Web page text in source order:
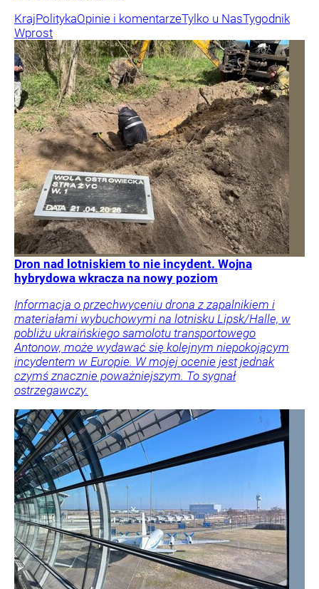
KrajPolitykaOpinie i komentarzeTylko u NasTygodnik
Wprost
Dron nad lotniskiem to nie incydent. Wojna
hybrydowa wkracza na nowy poziom
Informacja o przechwyceniu drona z zapalnikiem i
materiałami wybuchowymi na lotnisku Lipsk/Halle, w
pobliżu ukraińskiego samolotu transportowego
Antonow, może wydawać się kolejnym niepokojącym
incydentem w Europie. W mojej ocenie jest jednak
czymś znacznie poważniejszym. To sygnał
ostrzegawczy.